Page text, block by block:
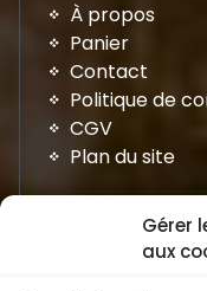
Gérer
aux
À propos
Panier
Contact
Politique de
CGV
Plan du site